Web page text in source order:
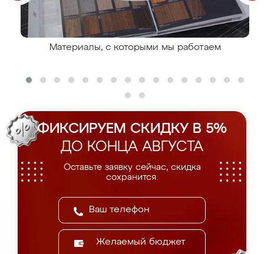
Материалы, с которыми мы работаем
ФИКСИРУЕМ СКИДКУ В 5%
ДО КОНЦА АВГУСТА
Оставьте заявку сейчас, скидка
сохранится.
Желаемый бюджет